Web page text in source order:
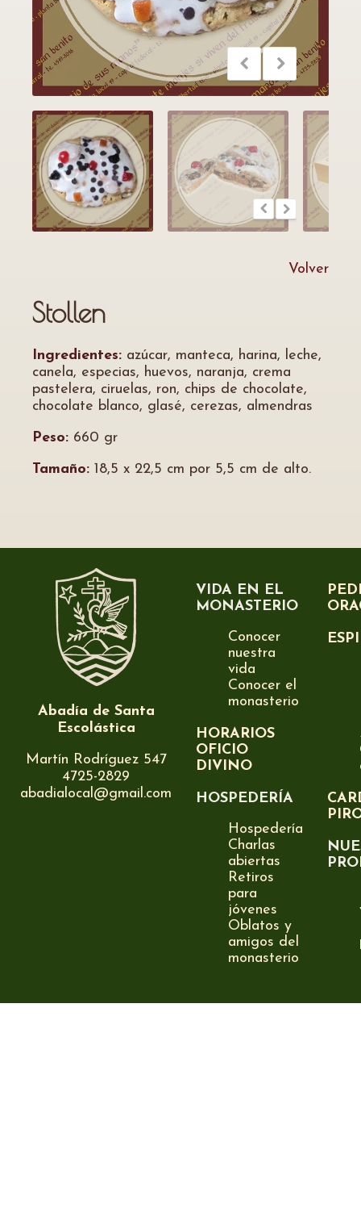
Volver
Stollen
Ingredientes: azúcar, manteca, harina, leche,
canela, especias, huevos, naranja, crema
pastelera, ciruelas, ron, chips de chocolate,
chocolate blanco, glasé, cerezas, almendras
Peso: 660 gr
Tamaño: 18,5 x 22,5 cm por 5,5 cm de alto.
Abadía de Santa
Escolástica
Martín Rodríguez 547
4725-2829
abadialocal@gmail.com
VIDA EN EL
MONASTERIO
Conocer
nuestra
vida
Conocer el
monasterio
HORARIOS
OFICIO
DIVINO
HOSPEDERÍA
Hospedería
Charlas
abiertas
Retiros
para
jóvenes
Oblatos y
amigos del
monasterio